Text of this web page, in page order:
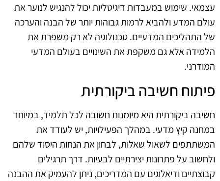
עצמאי. שימוש במעבדות דיגיטליות יכול להנגיש לנוער את
עולם המדע ולהביא לרמות גבוהות יותר של הבנה והערכה
של התהליכים המדעיים. טכנולוגיה לא רק משפרת את
הלמידה אלא גם משקפת את השינויים בעולם המדעי
המודרני.
פיתוח חשיבה ביקורתית
חשיבה ביקורתית היא מיומנות חשובה לכל תלמיד, במיוחד
במחנה קיץ מדעי. במהלך הפעילויות, יש לעודד את
המשתתפים לשאול שאלות, לבחון את הנחות היסוד שלהם
ולחשוב על פתרונות יצירתיים לבעיות. דרך תרגילים
קבוצתיים ודיאלוגים עם המדריכים, ניתן להעמיק את ההבנה